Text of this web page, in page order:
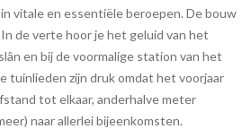
vitale en essentiële beroepen. De bouw
de verte hoor je het geluid van het
en bij de voormalige station van het
tuinlieden zijn druk omdat het voorjaar
tot elkaar, anderhalve meter
naar allerlei bijeenkomsten.